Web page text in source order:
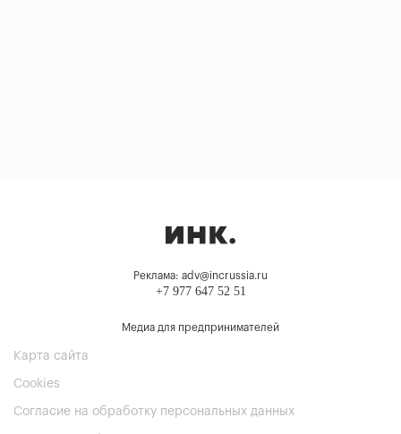
Реклама: adv@incrussia.ru
+7 977 647 52 51
Медиа для предпринимателей
Карта сайта
Cookies
Согласие на обработку персональных данных